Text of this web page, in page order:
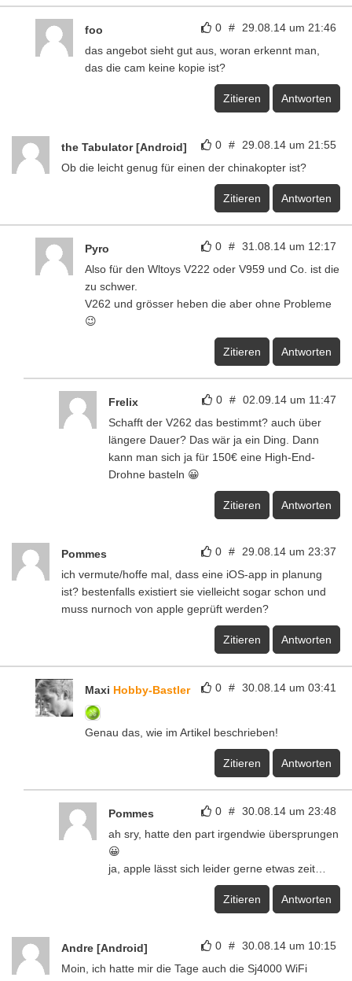
0 # 29.08.14 um 21:46
foo
das angebot sieht gut aus, woran erkennt man,
das die cam keine kopie ist?
Zitieren Antworten
0 # 29.08.14 um 21:55
the Tabulator [Android]
Ob die leicht genug für einen der chinakopter ist?
Zitieren Antworten
0 # 31.08.14 um 12:17
Pyro
Also für den Wltoys V222 oder V959 und Co. ist die
zu schwer.
V262 und grösser heben die aber ohne Probleme
😉
Zitieren Antworten
0 # 02.09.14 um 11:47
Frelix
Schafft der V262 das bestimmt? auch über
längere Dauer? Das wär ja ein Ding. Dann
kann man sich ja für 150€ eine High-End-
Drohne basteln 😀
Zitieren Antworten
0 # 29.08.14 um 23:37
Pommes
ich vermute/hoffe mal, dass eine iOS-app in planung
ist? bestenfalls existiert sie vielleicht sogar schon und
muss nurnoch von apple geprüft werden?
Zitieren Antworten
0 # 30.08.14 um 03:41
Maxi Hobby-Bastler
Genau das, wie im Artikel beschrieben!
Zitieren Antworten
0 # 30.08.14 um 23:48
Pommes
ah sry, hatte den part irgendwie übersprungen
😀
ja, apple lässt sich leider gerne etwas zeit…
Zitieren Antworten
0 # 30.08.14 um 10:15
Andre [Android]
Moin, ich hatte mir die Tage auch die Sj4000 WiFi